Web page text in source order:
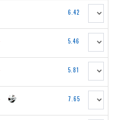
6.42
5.46
5.81
7.65